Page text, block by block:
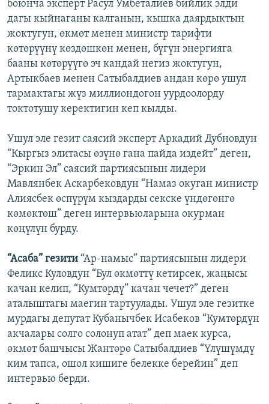
боюнча эксперт Расул Умбеталиев бийлик элди
дагы кыйнаганы калганын, кышка даярдыктын
жоктугун, өкмөт менен министр тарифти
көтөрүүнү көздөшкөн менен, бүгүн энергияга
бааны көтөрүүгө эч кандай негиз жоктугун,
Артыкбаев менен Сатыбалдиев андан көрө ушул
тармактагы жүз миллиондогон уурдоолорду
токтотушу керектигин кеп кылды.
Ушул эле гезит саясий эксперт Аркадий Дубновдун
“Кыргыз элитасы өзүнө гана пайда издейт” деген,
“Эркин Эл” саясий партиясынын лидери
Мавлянбек Аскарбековдун “Намаз окуган министр
Алиясбек өспүрүм кыздарды секске үндөгөнгө
көмөктөш” деген интервьюларына окурман
көңүлүн бурду.
“Асаба” гезити “Ар-намыс” партиясынын лидери
Феликс Куловдун “Бул өкмөттү кетирсек, жаңысы
качан келип, “Кумтөрдү” качан чечет?” деген
аталыштагы маегин тартуулады. Ушул эле гезитке
мурдагы депутат Кубанычбек Исабеков “Кумтөрдүн
акчалары солго солонуп атат” деп маек курса,
өкмөт башчысы Жантөрө Сатыбалдиев “Үлүшүмдү
ким тапса, ошол кишиге белекке берейин” деп
интервью берди.